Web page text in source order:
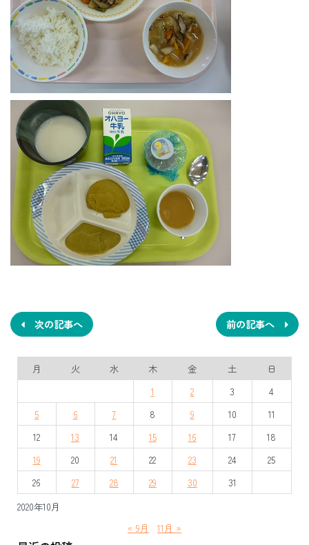
稿
ナ
ビ
ゲ
ー
シ
ョ
ン
前の記事へ
次の記事へ
2020年10月
月 火 水 木 金 土
日
1
2 3
4
5
6 7 8 9 10
11
12
13 14 15 16 17
18
19
20 21 22 23 24
25
26
27 28 29 30 31
« 9月 11月 »